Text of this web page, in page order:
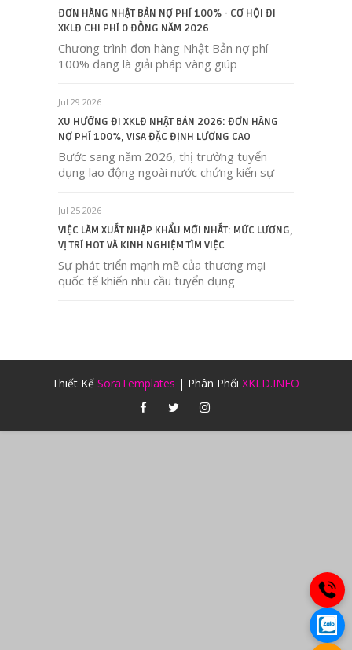
ĐƠN HÀNG NHẬT BẢN NỢ PHÍ 100% - CƠ HỘI ĐI
XKLĐ CHI PHÍ 0 ĐỒNG NĂM 2026
Chương trình đơn hàng Nhật Bản nợ phí
100% đang là giải pháp vàng giúp
Jul 29 2026
XU HƯỚNG ĐI XKLĐ NHẬT BẢN 2026: ĐƠN HÀNG
NỢ PHÍ 100%, VISA ĐẶC ĐỊNH LƯƠNG CAO
Bước sang năm 2026, thị trường tuyển
dụng lao động ngoài nước chứng kiến sự
Jul 25 2026
VIỆC LÀM XUẤT NHẬP KHẨU MỚI NHẤT: MỨC LƯƠNG,
VỊ TRÍ HOT VÀ KINH NGHIỆM TÌM VIỆC
Sự phát triển mạnh mẽ của thương mại
quốc tế khiến nhu cầu tuyển dụng
Thiết KếSoraTemplates | Phân PhốiXKLD.INFO